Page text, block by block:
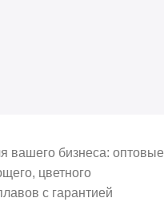
вашего бизнеса: оптовые
цветного
с гарантией